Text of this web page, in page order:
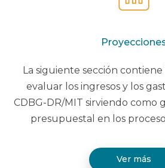
La siguiente sección
evaluar los ingresos y los
CDBG-DR/MIT sirviendo como
presupuestal en los
Ver más